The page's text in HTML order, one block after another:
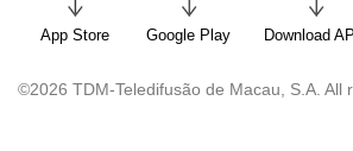
App Store Google Play Download
©2026 TDM-Teledifusão de Macau, S.A. All